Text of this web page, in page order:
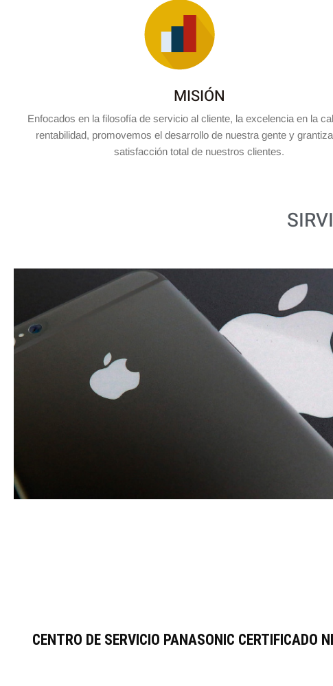
MISIÓN
Enfocados en la filosofía de servicio al cliente, la excelencia en la
rentabilidad, promovemos el desarrollo de nuestra gente y
satisfacción total de nuestros clientes.
CENTRO DE SERVICIO PANASONIC CERTIFICADO